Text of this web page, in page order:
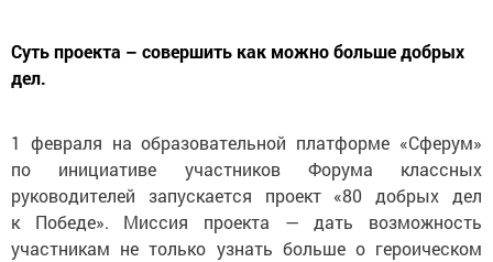
Суть проекта – совершить как можно больше добрых
дел.
1 февраля на образовательной платформе «Сферум»
по инициативе участников Форума классных
руководителей запускается проект «80 добрых дел
к Победе». Миссия проекта — дать возможность
участникам не только узнать больше о героическом